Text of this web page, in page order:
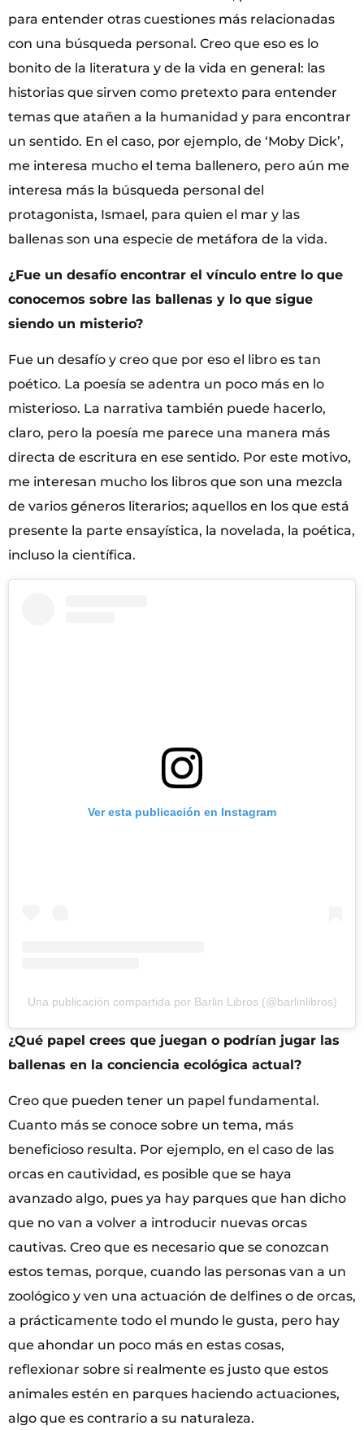
para entender otras cuestiones más relacionadas
con una búsqueda personal. Creo que eso es lo
bonito de la literatura y de la vida en general: las
historias que sirven como pretexto para entender
temas que atañen a la humanidad y para encontrar
un sentido. En el caso, por ejemplo, de ‘Moby Dick’,
me interesa mucho el tema ballenero, pero aún me
interesa más la búsqueda personal del
protagonista, Ismael, para quien el mar y las
ballenas son una especie de metáfora de la vida.
¿Fue un desafío encontrar el vínculo entre lo que
conocemos sobre las ballenas y lo que sigue
siendo un misterio?
Fue un desafío y creo que por eso el libro es tan
poético. La poesía se adentra un poco más en lo
misterioso. La narrativa también puede hacerlo,
claro, pero la poesía me parece una manera más
directa de escritura en ese sentido. Por este motivo,
me interesan mucho los libros que son una mezcla
de varios géneros literarios; aquellos en los que está
presente la parte ensayística, la novelada, la poética,
incluso la científica.
Ver esta publicación en Instagram
Una publicación compartida por Barlin Libros (@barlinlibros)
¿Qué papel crees que juegan o podrían jugar las
ballenas en la conciencia ecológica actual?
Creo que pueden tener un papel fundamental.
Cuanto más se conoce sobre un tema, más
beneficioso resulta. Por ejemplo, en el caso de las
orcas en cautividad, es posible que se haya
avanzado algo, pues ya hay parques que han dicho
que no van a volver a introducir nuevas orcas
cautivas. Creo que es necesario que se conozcan
estos temas, porque, cuando las personas van a un
zoológico y ven una actuación de delfines o de orcas,
a prácticamente todo el mundo le gusta, pero hay
que ahondar un poco más en estas cosas,
reflexionar sobre si realmente es justo que estos
animales estén en parques haciendo actuaciones,
algo que es contrario a su naturaleza.